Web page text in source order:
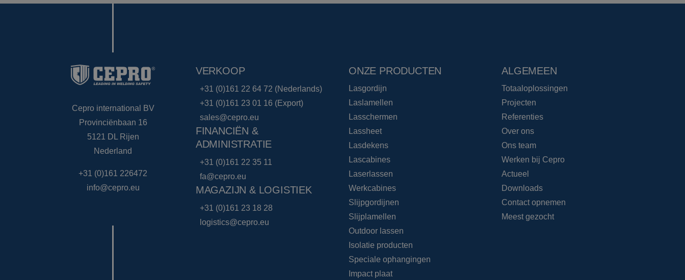
Cepro international BV
Provinciënbaan 16
5121 DL Rijen
Nederland
+31 (0)161 226472
info@cepro.eu
VERKOOP
+31 (0)161 22 64 72 (Nederlands)
+31 (0)161 23 01 16 (Export)
sales@cepro.eu
FINANCIËN &
ADMINISTRATIE
+31 (0)161 22 35 11
fa@cepro.eu
MAGAZIJN & LOGISTIEK
+31 (0)161 23 18 28
logistics@cepro.eu
ONZE PRODUCTEN
Lasgordijn
Laslamellen
Lasschermen
Lassheet
Lasdekens
Lascabines
Laserlassen
Werkcabines
Slijpgordijnen
Slijplamellen
Outdoor lassen
Isolatie producten
Speciale ophangingen
Impact plaat
ALGEMEEN
Totaaloplossingen
Projecten
Referenties
Over ons
Ons team
Werken bij Cepro
Actueel
Downloads
Contact opnemen
Meest gezocht